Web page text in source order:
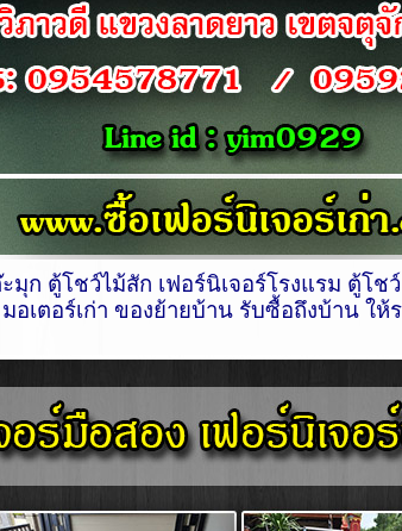
มุก ตู้โชว์ไม้สัก เฟอร์นิเจอร์โรงแรม ตู้โช
อเตอร์เก่า ของย้ายบ้าน รับซื้อถึงบ้าน ให้